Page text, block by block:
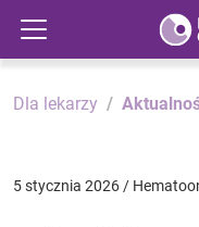
Dla lekarzy
5 stycznia 2026 /